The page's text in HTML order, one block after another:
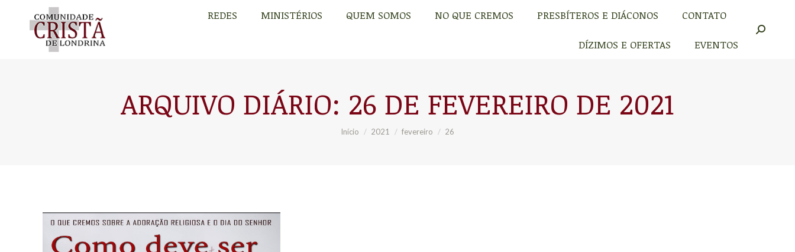
REDES MINISTÉRIOS QUEM SOMOS NO QUE CREMOS PRESBÍTEROS E DIÁCONOS CONTATO
DÍZIMOS E OFERTAS EVENTOS
Buscar
ARQUIVO DIÁRIO: 26 DE FEVEREIRO DE 2021
Você está aqui:
Início 2021 fevereiro 26
REDES MINISTÉRIOS QUEM SOMOS NO QUE CREMOS PRESBÍTEROS E DIÁCONOS
CONTATO
DÍZIMOS E OFERTAS
Buscar